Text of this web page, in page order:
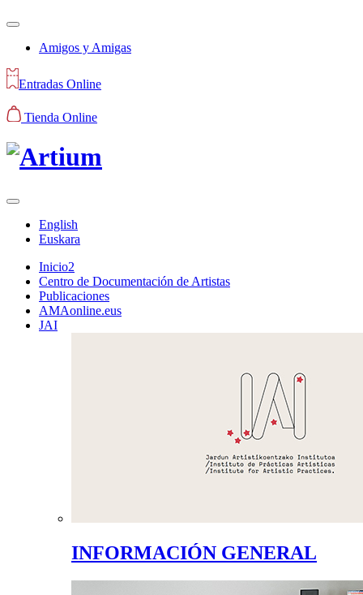
Amigos y Amigas
Entradas Online
Tienda Online
English
Euskara
Inicio2
Centro de Documentación de Artistas
Publicaciones
AMAonline.eus
JAI
INFORMACIÓN GENERAL